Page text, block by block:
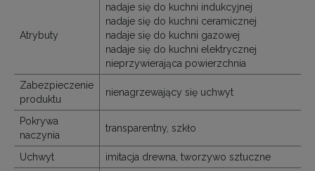
Atrybuty
nadaje się do kuchni indukcyjnej
nadaje się do kuchni ceramicznej
nadaje się do kuchni gazowej
nadaje się do kuchni elektrycznej
nieprzywierająca powierzchnia
Zabezpieczenie
produktu
nienagrzewający się uchwyt
Pokrywa
naczynia
transparentny, szkło
Uchwyt
imitacja drewna, tworzywo sztuczne